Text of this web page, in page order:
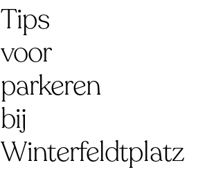
Tips
voor
parkeren
bij
Winterfeldtplatz